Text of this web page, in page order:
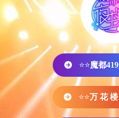
⭐⭐魔都419
⭐⭐万 花 楼